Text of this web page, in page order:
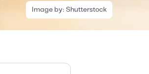
Image by: Shutterstock